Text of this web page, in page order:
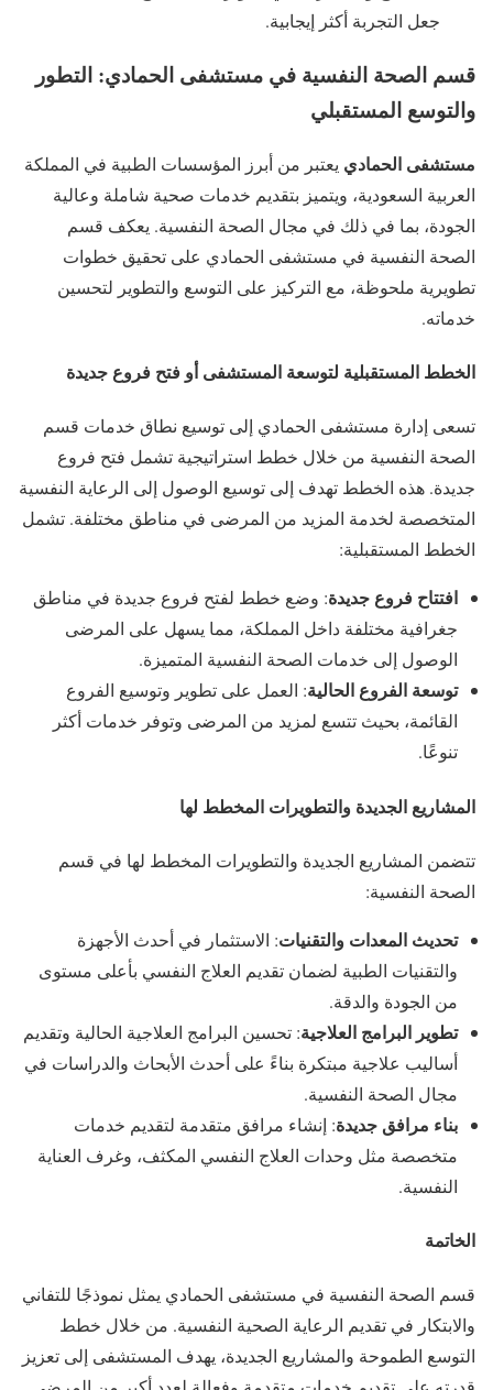
جعل التجربة أكثر إيجابية.
قسم الصحة النفسية في مستشفى الحمادي: التطور
والتوسع المستقبلي
مستشفى الحمادي يعتبر من أبرز المؤسسات الطبية في المملكة
العربية السعودية، ويتميز بتقديم خدمات صحية شاملة وعالية
الجودة، بما في ذلك في مجال الصحة النفسية. يعكف قسم
الصحة النفسية في مستشفى الحمادي على تحقيق خطوات
تطويرية ملحوظة، مع التركيز على التوسع والتطوير لتحسين
خدماته.
الخطط المستقبلية لتوسعة المستشفى أو فتح فروع جديدة
تسعى إدارة مستشفى الحمادي إلى توسيع نطاق خدمات قسم
الصحة النفسية من خلال خطط استراتيجية تشمل فتح فروع
جديدة. هذه الخطط تهدف إلى توسيع الوصول إلى الرعاية النفسية
المتخصصة لخدمة المزيد من المرضى في مناطق مختلفة. تشمل
الخطط المستقبلية:
افتتاح فروع جديدة: وضع خطط لفتح فروع جديدة في مناطق
جغرافية مختلفة داخل المملكة، مما يسهل على المرضى
الوصول إلى خدمات الصحة النفسية المتميزة.
توسعة الفروع الحالية: العمل على تطوير وتوسيع الفروع
القائمة، بحيث تتسع لمزيد من المرضى وتوفر خدمات أكثر
تنوعًا.
المشاريع الجديدة والتطويرات المخطط لها
تتضمن المشاريع الجديدة والتطويرات المخطط لها في قسم
الصحة النفسية:
تحديث المعدات والتقنيات: الاستثمار في أحدث الأجهزة
والتقنيات الطبية لضمان تقديم العلاج النفسي بأعلى مستوى
من الجودة والدقة.
تطوير البرامج العلاجية: تحسين البرامج العلاجية الحالية وتقديم
أساليب علاجية مبتكرة بناءً على أحدث الأبحاث والدراسات في
مجال الصحة النفسية.
بناء مرافق جديدة: إنشاء مرافق متقدمة لتقديم خدمات
متخصصة مثل وحدات العلاج النفسي المكثف، وغرف العناية
النفسية.
الخاتمة
قسم الصحة النفسية في مستشفى الحمادي يمثل نموذجًا للتفاني
والابتكار في تقديم الرعاية الصحية النفسية. من خلال خطط
التوسع الطموحة والمشاريع الجديدة، يهدف المستشفى إلى تعزيز